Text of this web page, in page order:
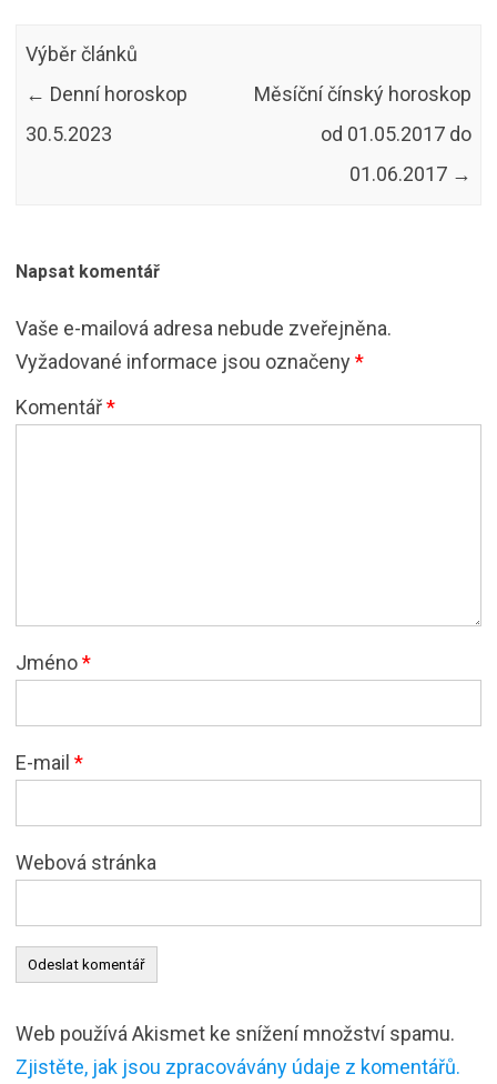
Výběr článků
← Denní horoskop
30.5.2023
Měsíční čínský horoskop
od 01.05.2017 do
01.06.2017 →
Napsat komentář
Vaše e-mailová adresa nebude zveřejněna.
Vyžadované informace jsou označeny*
Komentář*
Jméno*
E-mail *
Webová stránka
Web používá Akismet ke snížení množství spamu.
Zjistěte, jak jsou zpracovávány údaje z komentářů.